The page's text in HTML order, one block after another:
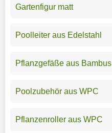
Gartenfigur matt
Poolleiter aus Edelstahl
Pflanzgefäße aus Bambus
Poolzubehör aus WPC
Pflanzenroller aus WPC